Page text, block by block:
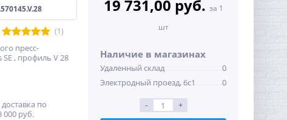
(1)
пресс-
SЕ , профиль V 28
по
000 руб.
19 731,00 руб. за 1
шт
Наличие в магазинах
Удаленный склад
0
Электродный проезд, 6с1
0
- +